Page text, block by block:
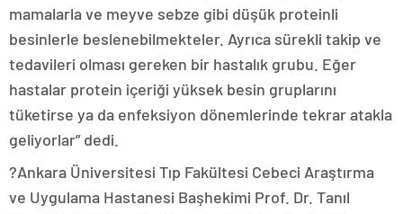
mamalarla ve meyve sebze gibi düşük proteinli
besinlerle beslenebilmekteler. Ayrıca sürekli takip ve
tedavileri olması gereken bir hastalık grubu. Eğer
hastalar protein içeriği yüksek besin gruplarını
tüketirse ya da enfeksiyon dönemlerinde tekrar atakla
geliyorlar” dedi.
?Ankara Üniversitesi Tıp Fakültesi Cebeci Araştırma
ve Uygulama Hastanesi Başhekimi Prof. Dr. Tanıl